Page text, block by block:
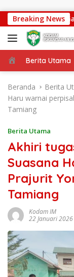
Breaking News
Jembatan
Beranda
Berita Utama
Beranda Berita
Haru warnai
Tamiang
Berita Utama
Akhiri
Suasana
Prajurit
Tamiang
Kodam IM
22 Januari 2026